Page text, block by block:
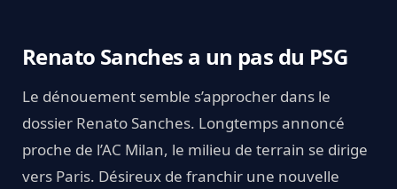
Renato Sanches a un pas du PSG
Le dénouement semble s’approcher dans le
dossier Renato Sanches. Longtemps annoncé
proche de l’AC Milan, le milieu de terrain se dirige
vers Paris. Désireux de franchir une nouvelle